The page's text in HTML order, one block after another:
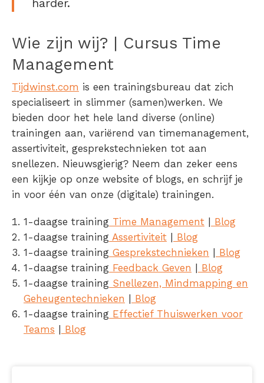
Wie zijn wij? | Cursus Time
Management
Tijdwinst.com is een trainingsbureau dat zich
specialiseert in slimmer (samen)werken. We
bieden door het hele land diverse (online)
trainingen aan, variërend van timemanagement,
assertiviteit, gesprekstechnieken tot aan
snellezen. Nieuwsgierig? Neem dan zeker eens
een kijkje op onze website of blogs, en schrijf je
in voor één van onze (digitale) trainingen.
1-daagse training Time Management | Blog
1-daagse training Assertiviteit | Blog
1-daagse training Gesprekstechnieken | Blog
1-daagse training Feedback Geven | Blog
1-daagse training Snellezen, Mindmapping en
Geheugentechnieken | Blog
1-daagse training Effectief Thuiswerken voor
Teams | Blog